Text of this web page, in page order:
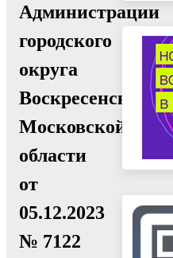
Администрации
городского
округа
Воскресенск
Московской
области
от
05.12.2023
№ 7122